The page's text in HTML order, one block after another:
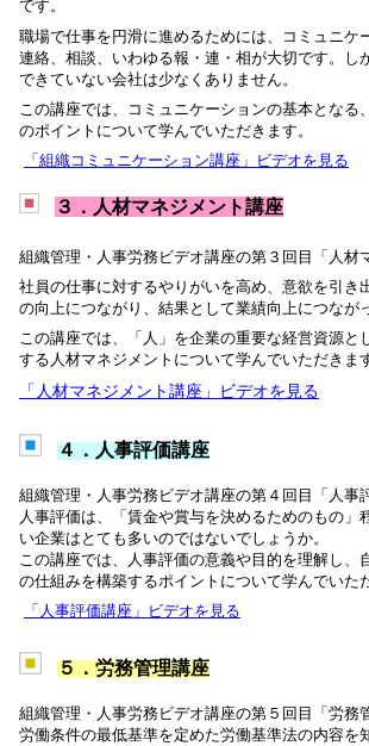
です。
職場で仕事を円滑に進めるためには、コミュニケ
連絡、相談、いわゆる報・連・相が大切です。し
できていない会社は少なくありません。
この講座では、コミュニケーションの基本となる
のポイントについて学んでいただきます。
「組織コミュニケーション講座」ビデオを見る
３．人材マネジメント講座
組織管理・人事労務ビデオ講座の第３回目「人材
社員の仕事に対するやりがいを高め、意欲を引き
の向上につながり、結果として業績向上につなが
この講座では、「人」を企業の重要な経営資源と
する人材マネジメントについて学んでいただきま
「人材マネジメント講座」ビデオを見る
４．人事評価講座
組織管理・人事労務ビデオ講座の第４回目「人事
人事評価は、「賃金や賞与を決めるためのもの」
い企業はとても多いのではないでしょうか。
この講座では、人事評価の意義や目的を理解し、
の仕組みを構築するポイントについて学んでいた
「人事評価講座」ビデオを見る
５．労務管理講座
組織管理・人事労務ビデオ講座の第５回目「労務
労働条件の最低基準を定めた労働基準法の内容を